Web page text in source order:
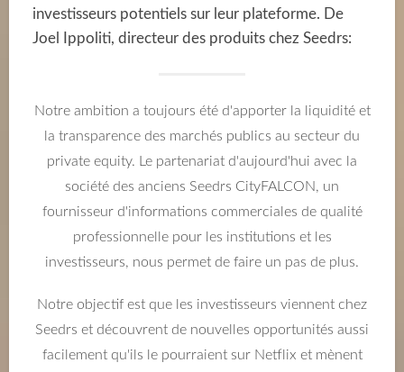
investisseurs potentiels sur leur plateforme. De
Joel Ippoliti, directeur des produits chez Seedrs:
Notre ambition a toujours été d'apporter la liquidité et
la transparence des marchés publics au secteur du
private equity. Le partenariat d'aujourd'hui avec la
société des anciens Seedrs CityFALCON, un
fournisseur d'informations commerciales de qualité
professionnelle pour les institutions et les
investisseurs, nous permet de faire un pas de plus.
Notre objectif est que les investisseurs viennent chez
Seedrs et découvrent de nouvelles opportunités aussi
facilement qu'ils le pourraient sur Netflix et mènent